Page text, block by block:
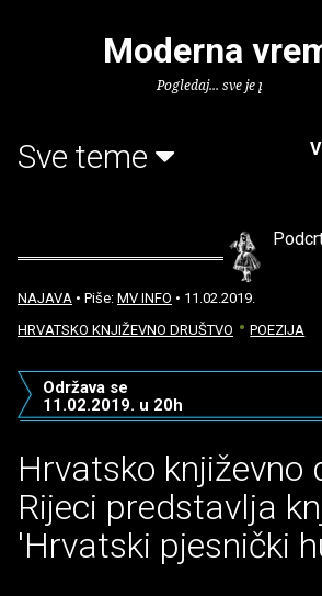
Moderna
Pogledaj... sve je puno
Sve teme
NAJAVA • Piše: MV INFO • 11.02.2019.
HRVATSKO KNJIŽEVNO DRUŠTVO
POEZIJA
Hrvatsko književno
Rijeci predstavlja
'Hrvatski pjesnički
Održava se
11.02.2019. u 20h